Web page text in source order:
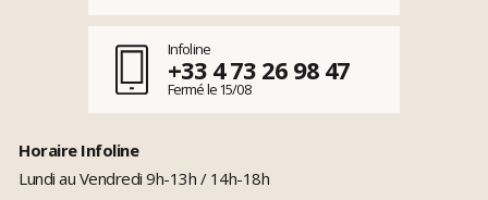
Infoline
+33 4 73 26 98 47
Fermé le 15/08
Horaire Infoline
Lundi au Vendredi 9h-13h / 14h-18h